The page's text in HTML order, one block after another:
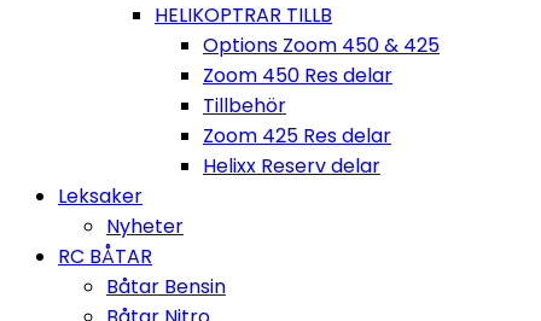
HELIKOPTRAR TILLB
Options Zoom 450 & 425
Zoom 450 Res delar
Tillbehör
Zoom 425 Res delar
Helixx Reserv delar
Leksaker
Nyheter
RC BÅTAR
Båtar Bensin